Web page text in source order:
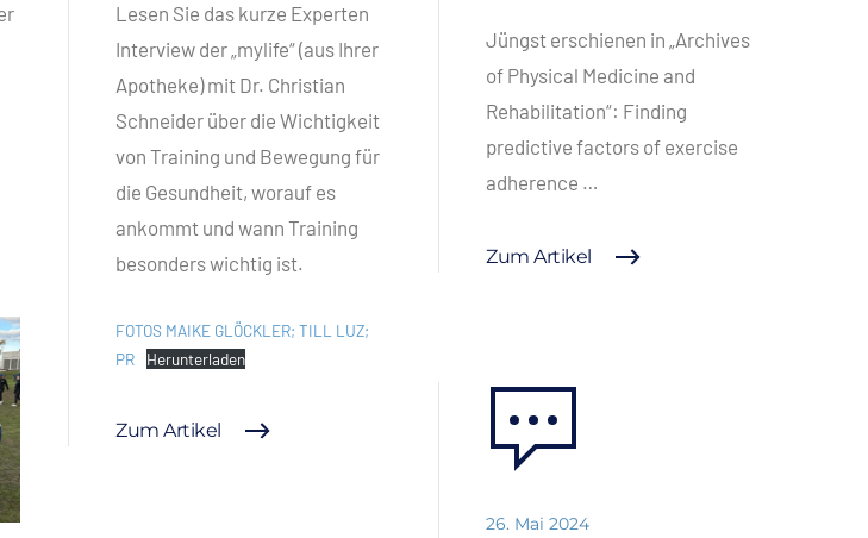
Lesen Sie das kurze Experten
Interview der „mylife“ (aus Ihrer
Apotheke) mit Dr. Christian
Schneider über die Wichtigkeit
von Training und Bewegung für
die Gesundheit, worauf es
ankommt und wann Training
besonders wichtig ist.
FOTOS MAIKE GLÖCKLER; TILL LUZ;
PR
Herunterladen
Zum Artikel
Jüngst erschienen in „Archives
of Physical Medicine and
Rehabilitation“: Finding
predictive factors of exercise
adherence …
Zum Artikel
26. Mai 2024